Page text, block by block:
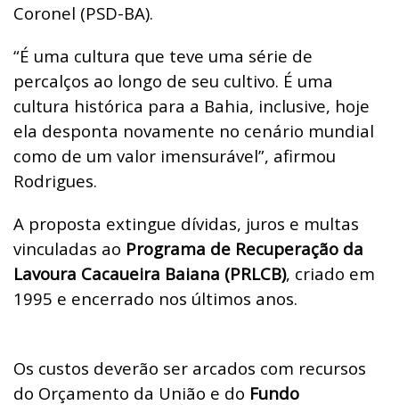
Coronel (PSD-BA).
“É uma cultura que teve uma série de
percalços ao longo de seu cultivo. É uma
cultura histórica para a Bahia, inclusive, hoje
ela desponta novamente no cenário mundial
como de um valor imensurável”, afirmou
Rodrigues.
A proposta extingue dívidas, juros e multas
vinculadas ao Programa de Recuperação da
Lavoura Cacaueira Baiana (PRLCB), criado em
1995 e encerrado nos últimos anos.
Os custos deverão ser arcados com recursos
do Orçamento da União e do Fundo